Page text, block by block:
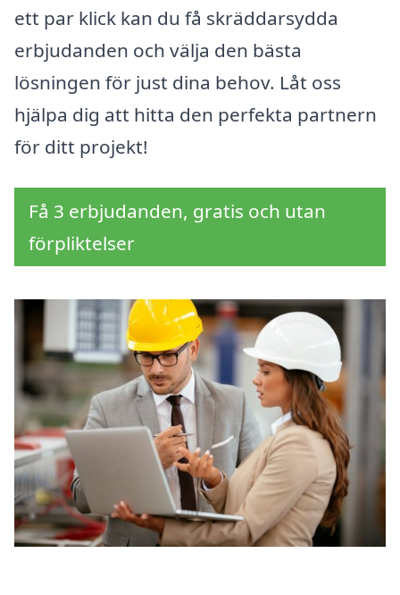
ett par klick kan du få skräddarsydda
erbjudanden och välja den bästa
lösningen för just dina behov. Låt oss
hjälpa dig att hitta den perfekta partnern
för ditt projekt!
Få 3 erbjudanden, gratis och utan
förpliktelser